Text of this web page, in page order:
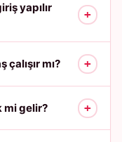
yapılır
+
mı? +
mi gelir? +